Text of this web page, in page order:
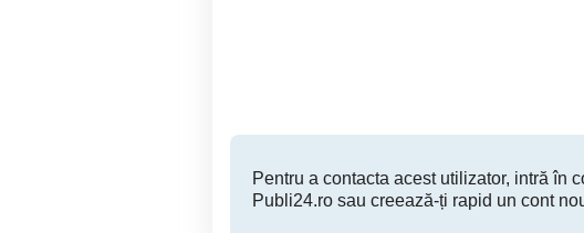
Pentru a contacta acest utilizator, intră în
Publi24.ro sau creează-ți rapid un cont